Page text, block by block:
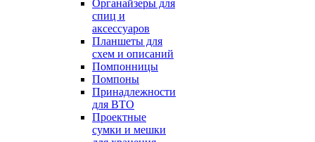
Органайзеры для
спиц и
аксессуаров
Планшеты для
схем и описаний
Помпонницы
Помпоны
Принадлежности
для ВТО
Проектные
сумки и мешки